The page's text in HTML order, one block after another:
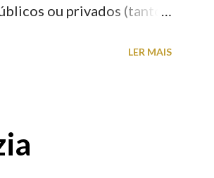
ou privados (tanto
5ª feira a partir das
LER MAIS